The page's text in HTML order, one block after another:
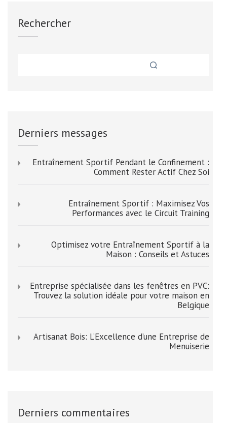
Rechercher
Derniers messages
Entraînement Sportif Pendant le Confinement :
Comment Rester Actif Chez Soi
Entraînement Sportif : Maximisez Vos
Performances avec le Circuit Training
Optimisez votre Entraînement Sportif à la
Maison : Conseils et Astuces
Entreprise spécialisée dans les fenêtres en PVC:
Trouvez la solution idéale pour votre maison en
Belgique
Artisanat Bois: L’Excellence d’une Entreprise de
Menuiserie
Derniers commentaires